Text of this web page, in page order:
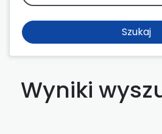
Szukaj
Wyniki